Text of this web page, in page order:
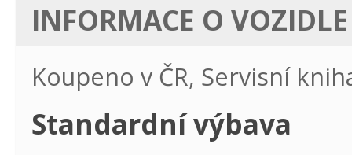
INFORMACE O VOZIDLE
Koupeno v ČR, Servisní
Standardní výbava